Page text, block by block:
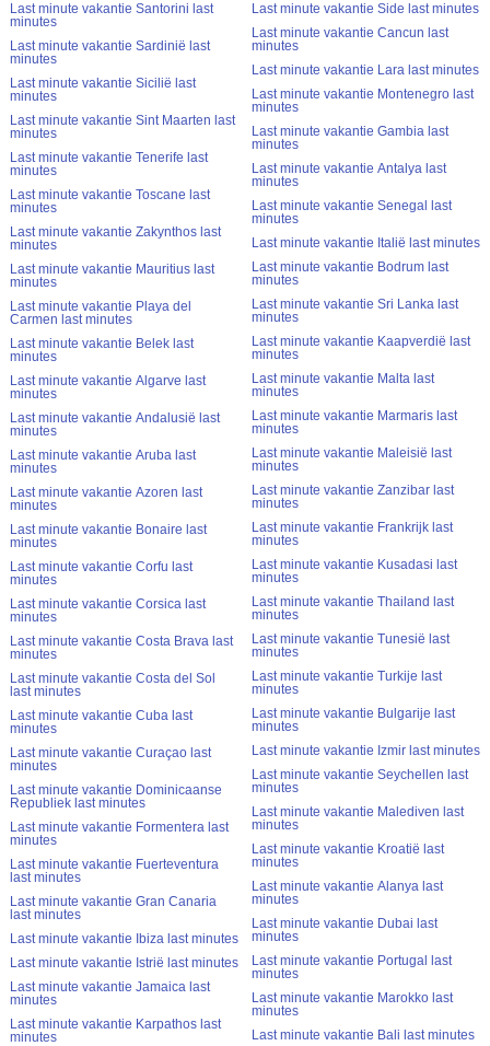
Last minute vakantie Santorini last
minutes
Last minute vakantie Sardinië last
minutes
Last minute vakantie Sicilië last
minutes
Last minute vakantie Sint Maarten last
minutes
Last minute vakantie Tenerife last
minutes
Last minute vakantie Toscane last
minutes
Last minute vakantie Zakynthos last
minutes
Last minute vakantie Mauritius last
minutes
Last minute vakantie Playa del
Carmen last minutes
Last minute vakantie Belek last
minutes
Last minute vakantie Algarve last
minutes
Last minute vakantie Andalusië last
minutes
Last minute vakantie Aruba last
minutes
Last minute vakantie Azoren last
minutes
Last minute vakantie Bonaire last
minutes
Last minute vakantie Corfu last
minutes
Last minute vakantie Corsica last
minutes
Last minute vakantie Costa Brava last
minutes
Last minute vakantie Costa del Sol
last minutes
Last minute vakantie Cuba last
minutes
Last minute vakantie Curaçao last
minutes
Last minute vakantie Dominicaanse
Republiek last minutes
Last minute vakantie Formentera last
minutes
Last minute vakantie Fuerteventura
last minutes
Last minute vakantie Gran Canaria
last minutes
Last minute vakantie Ibiza last minutes
Last minute vakantie Istrië last minutes
Last minute vakantie Jamaica last
minutes
Last minute vakantie Karpathos last
minutes
Last minute vakantie Side last minutes
Last minute vakantie Cancun last
minutes
Last minute vakantie Lara last minutes
Last minute vakantie Montenegro last
minutes
Last minute vakantie Gambia last
minutes
Last minute vakantie Antalya last
minutes
Last minute vakantie Senegal last
minutes
Last minute vakantie Italië last minutes
Last minute vakantie Bodrum last
minutes
Last minute vakantie Sri Lanka last
minutes
Last minute vakantie Kaapverdië last
minutes
Last minute vakantie Malta last
minutes
Last minute vakantie Marmaris last
minutes
Last minute vakantie Maleisië last
minutes
Last minute vakantie Zanzibar last
minutes
Last minute vakantie Frankrijk last
minutes
Last minute vakantie Kusadasi last
minutes
Last minute vakantie Thailand last
minutes
Last minute vakantie Tunesië last
minutes
Last minute vakantie Turkije last
minutes
Last minute vakantie Bulgarije last
minutes
Last minute vakantie Izmir last minutes
Last minute vakantie Seychellen last
minutes
Last minute vakantie Malediven last
minutes
Last minute vakantie Kroatië last
minutes
Last minute vakantie Alanya last
minutes
Last minute vakantie Dubai last
minutes
Last minute vakantie Portugal last
minutes
Last minute vakantie Marokko last
minutes
Last minute vakantie Bali last minutes